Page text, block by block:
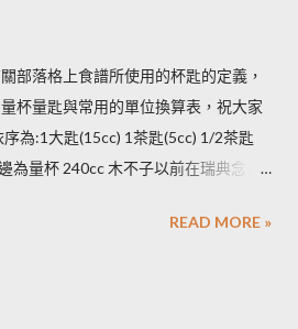
求切塊或壓泥分裝，送入冷凍庫冷
薯冷凍的過程，水分會與澱粉脫離，
會出水，不同的馬鈴薯品種，出水程
；冷凍庫的幸福生活提案一書提到：
馬鈴薯解凍後水水軟軟的狀態。木不
2014/12/12補充from Patty： 1.新鮮現
部落格上食譜所使用的杯匙的定義，
杯量匙與常用的單位換算表，祝大家
為:1大匙(15cc) 1茶匙(5cc) 1/2茶匙
為量杯 240cc 木不子以前在瑞典念書
稱 1 小匙 (1t) 1 大匙(1T) 1 杯(1cup)
READ MORE »